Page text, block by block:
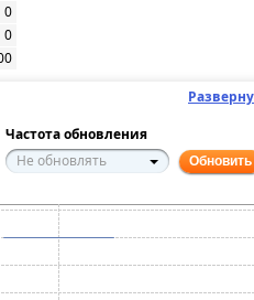
0
0
Частота обновления
Не обновлять Обновить